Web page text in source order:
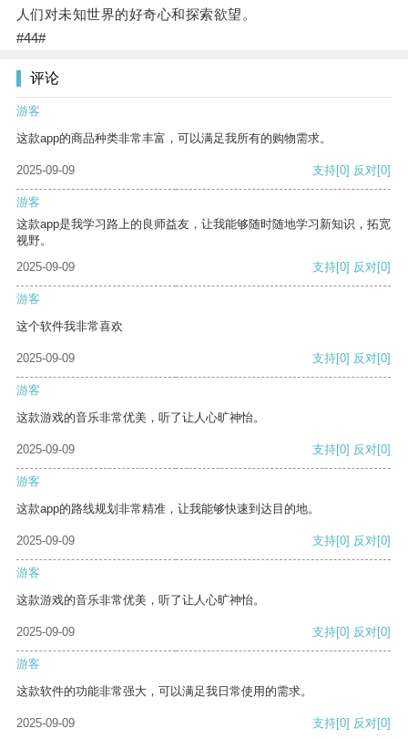
人们对未知世界的好奇心和探索欲望。
#44#
评论
游客
这款app的商品种类非常丰富，可以满足我所有的购物需求。
2025-09-09 支持[0] 反对[0]
游客
这款app是我学习路上的良师益友，让我能够随时随地学习新知识，拓宽
视野。
2025-09-09
支持[0] 反对[0]
游客
这个软件我非常喜欢
2025-09-09 支持[0] 反对[0]
游客
这款游戏的音乐非常优美，听了让人心旷神怡。
2025-09-09 支持[0] 反对[0]
游客
这款app的路线规划非常精准，让我能够快速到达目的地。
2025-09-09 支持[0] 反对[0]
游客
这款游戏的音乐非常优美，听了让人心旷神怡。
2025-09-09 支持[0] 反对[0]
游客
这款软件的功能非常强大，可以满足我日常使用的需求。
2025-09-09 支持[0] 反对[0]